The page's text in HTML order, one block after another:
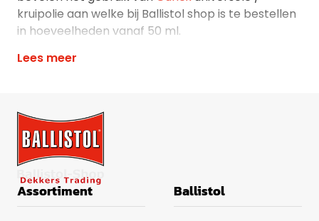
kruipolie aan welke bij Ballistol shop is te bestellen
in hoeveelheden vanaf 50 ml.
Lees meer
Assortiment Ballistol